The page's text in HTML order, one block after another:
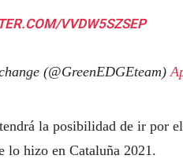
VVDW5SZSEP
(@GreenEDGEteam)
la posibilidad de ir por
lo hizo en Cataluña 2021.